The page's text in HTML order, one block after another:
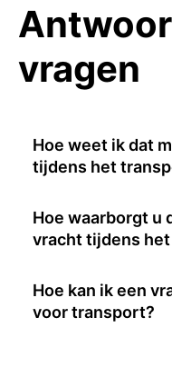
vragen
Hoe weet ik dat
tijdens het
Hoe waarborgt u
vracht tijdens
Hoe kan ik een
voor transport?